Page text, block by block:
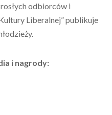
odbiorców i
Liberalnej” publikuje
i nagrody: